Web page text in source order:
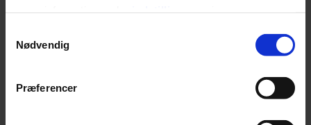
tilbage eller ændre indstillinger fra vores
"Cookiedeklaration", eller ved at trykke på "Privacy
Nødvendig
Præferencer